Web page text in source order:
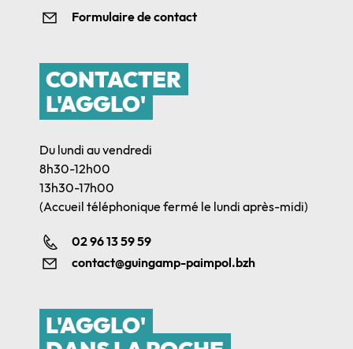
Formulaire de contact
CONTACTER
L'AGGLO'
Du lundi au vendredi
8h30-12h00
13h30-17h00
(Accueil téléphonique fermé le lundi après-midi)
02 96 13 59 59
contact@guingamp-paimpol.bzh
L'AGGLO'